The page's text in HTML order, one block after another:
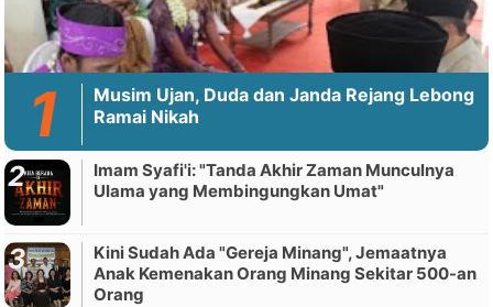
Musim Ujan, Duda dan Janda Rejang Lebong
Ramai Nikah
Imam Syafi'i: "Tanda Akhir Zaman Munculnya
Ulama yang Membingungkan Umat"
Kini Sudah Ada "Gereja Minang", Jemaatnya
Anak Kemenakan Orang Minang Sekitar 500-an
Orang